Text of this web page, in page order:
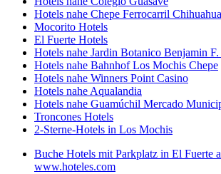
Hotels nahe Chepe Ferrocarril
Mocorito Hotels
El Fuerte Hotels
Hotels nahe Jardin Botanico Benjamin F.
Hotels nahe Bahnhof Los Mochis Chepe
Hotels nahe Winners Point Casino
Hotels nahe Aqualandia
Hotels nahe Guamúchil Mercado
Troncones Hotels
2-Sterne-Hotels in Los Mochis
Buche Hotels mit Parkplatz in El Fuerte
www.hoteles.com